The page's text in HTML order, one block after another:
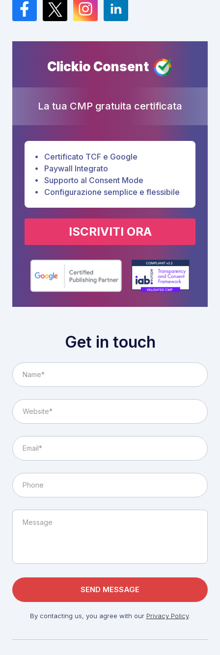
Facebook
TwitterInstagramLinkedIn
Clickio Consent
La tua CMP gratuita certificata
Certificato TCF e Google
Paywall Integrato
Supporto al Consent Mode
Configurazione semplice e flessibile
ISCRIVITI ORA
Get in touch
By contacting us, you agree with our Privacy Policy.